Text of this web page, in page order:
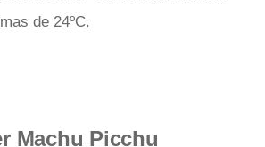
de 24ºC.
Machu Picchu